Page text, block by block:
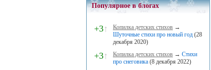
Популярное в блогах
+3↑ Копилка детских стихов →
Шуточные стихи про новый год (28
декабря 2020)
+3↑ Копилка детских стихов → Стихи
про снеговика (8 декабря 2022)